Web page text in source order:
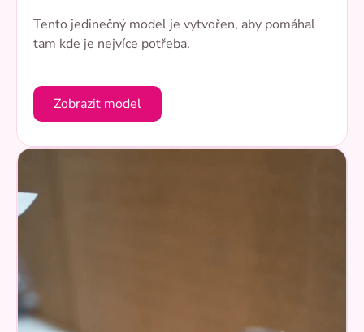
Tento jedinečný model je vytvořen, aby pomáhal
tam kde je nejvíce potřeba.
Zobrazit model